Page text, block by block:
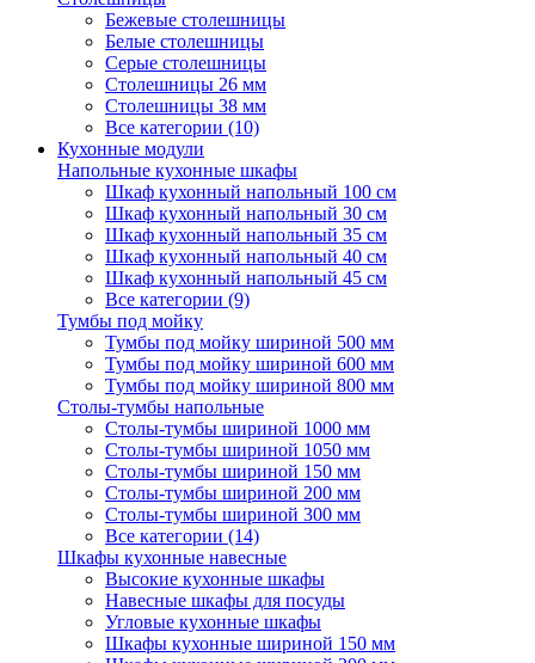
Бежевые столешницы
Белые столешницы
Серые столешницы
Столешницы 26 мм
Столешницы 38 мм
Все категории (10)
Кухонные модули
Напольные кухонные шкафы
Шкаф кухонный напольный 100 см
Шкаф кухонный напольный 30 см
Шкаф кухонный напольный 35 см
Шкаф кухонный напольный 40 см
Шкаф кухонный напольный 45 см
Все категории (9)
Тумбы под мойку
Тумбы под мойку шириной 500 мм
Тумбы под мойку шириной 600 мм
Тумбы под мойку шириной 800 мм
Столы-тумбы напольные
Столы-тумбы шириной 1000 мм
Столы-тумбы шириной 1050 мм
Столы-тумбы шириной 150 мм
Столы-тумбы шириной 200 мм
Столы-тумбы шириной 300 мм
Все категории (14)
Шкафы кухонные навесные
Высокие кухонные шкафы
Навесные шкафы для посуды
Угловые кухонные шкафы
Шкафы кухонные шириной 150 мм